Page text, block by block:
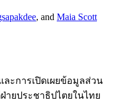
, and Maia Scott
ะการเปิดเผยข้อมูลส่วน
ายประชาธิปไตยในไทย